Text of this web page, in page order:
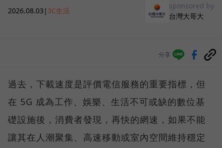
2026.08.03 | 3C生活
sponsored by
台灣大哥大
分享
過去，下載速度是評價電信服務的重要指標，但
在 5G 成為工作、娛樂、生活不可或缺的數位基
礎設施後，消費者發現，再快的網速，如果不能
讓其在人潮聚集、高速移動或室內空間維持穩定